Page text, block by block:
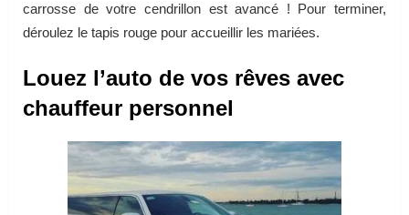
carrosse de votre cendrillon est avancé ! Pour terminer,
déroulez le tapis rouge pour accueillir les mariées.
Louez l’auto de vos rêves avec
chauffeur personnel